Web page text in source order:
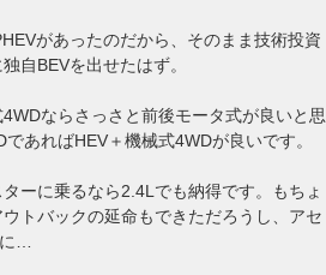
があったのだから、そのまま技術投資
自BEVを出せたはず。
ならさっさと前後モータ式が良いと思
あればHEV＋機械式4WDが良いです。
ーに乗るなら2.4Lでも納得です。もちょ
トバックの延命もできただろうし、アセ
…